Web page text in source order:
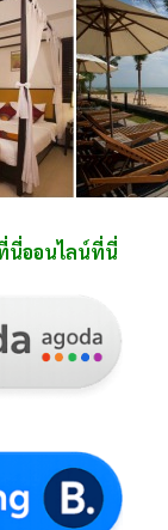
นี่ออนไลน์ที่นี่